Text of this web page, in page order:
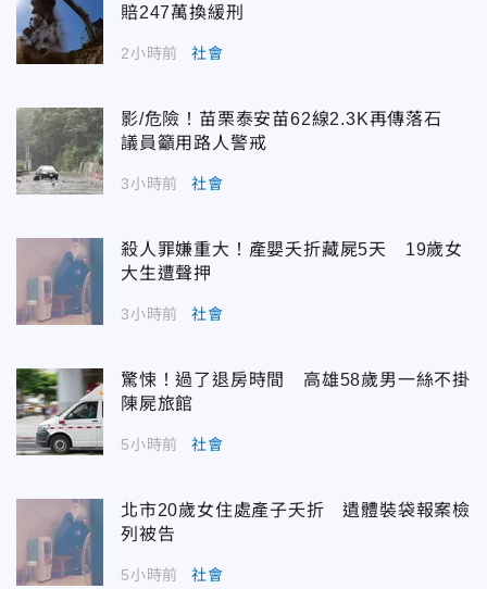
賠247萬換緩刑
2小時前 社會
影/危險！苗栗泰安苗62線2.3K再傳落石
議員籲用路人警戒
3小時前 社會
殺人罪嫌重大！產嬰夭折藏屍5天 19歲女
大生遭聲押
3小時前 社會
驚悚！過了退房時間 高雄58歲男一絲不掛
陳屍旅館
5小時前 社會
北市20歲女住處產子夭折 遺體裝袋報案檢
列被告
5小時前 社會